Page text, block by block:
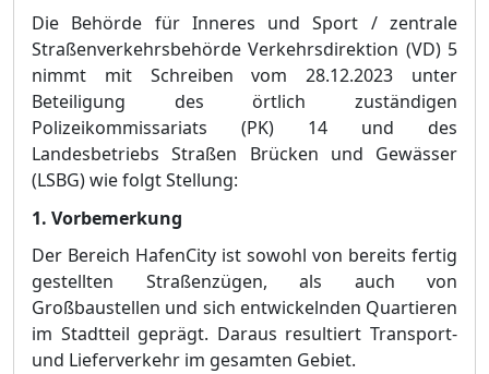
Die Behörde für Inneres und Sport / zentrale
Straßenverkehrsbehörde Verkehrsdirektion (VD) 5
nimmt mit Schreiben vom 28.12.2023 unter
Beteiligung des örtlich zuständigen
Polizeikommissariats (PK) 14 und des
Landesbetriebs Straßen Brücken und Gewässer
(LSBG) wie folgt Stellung:
1. Vorbemerkung
Der Bereich HafenCity ist sowohl von bereits fertig
gestellten Straßenzügen, als auch von
Großbaustellen und sich entwickelnden Quartieren
im Stadtteil geprägt. Daraus resultiert Transport-
und Lieferverkehr im gesamten Gebiet.